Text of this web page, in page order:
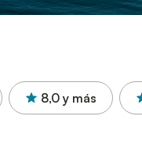
8,0 y más